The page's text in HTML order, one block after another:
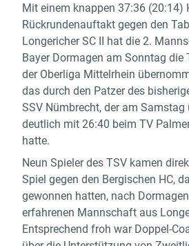
Mit einem knappen 37:36 (20:14)
Rückrundenauftakt gegen den
Longericher SC II hat die 2.
Bayer Dormagen am Sonntag die
der Oberliga Mittelrhein
das durch den Patzer des
SSV Nümbrecht, der am Samstag
deutlich mit 26:40 beim TV
hatte.
Neun Spieler des TSV kamen
Spiel gegen den Bergischen HC,
gewonnen hatten, nach
erfahrenen Mannschaft aus
Entsprechend froh war Doppel-